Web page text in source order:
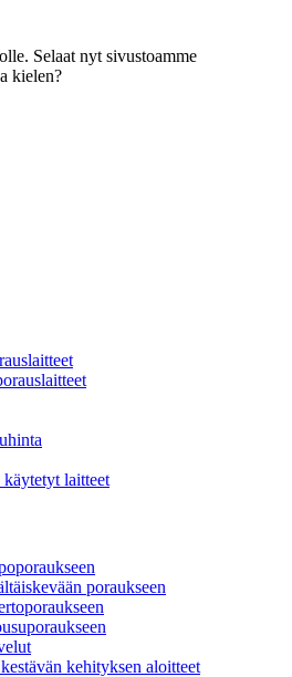
Selaat nyt sivustoamme
kielen?
laitteet
poraukseen
kehityksen aloitteet